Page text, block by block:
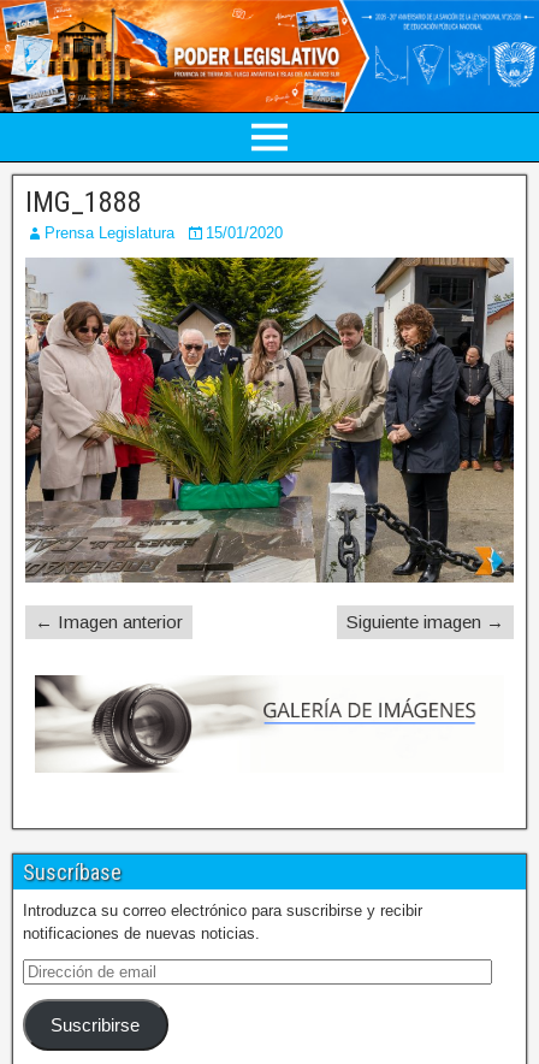
IMG_1888
Prensa Legislatura 15/01/2020
← Imagen anterior Siguiente imagen →
Suscríbase
Introduzca su correo electrónico para suscribirse y recibir
notificaciones de nuevas noticias.
Suscribirse